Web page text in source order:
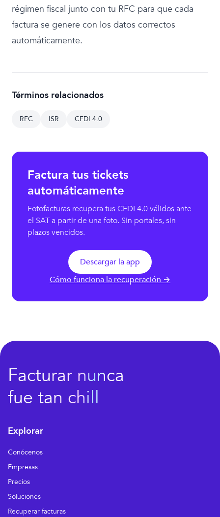
régimen fiscal junto con tu RFC para que cada
factura se genere con los datos correctos
automáticamente.
Términos relacionados
RFC ISR CFDI 4.0
Factura tus tickets
automáticamente
Fotofacturas recupera tus CFDI 4.0 válidos ante
el SAT a partir de una foto. Sin portales, sin
plazos vencidos.
Descargar la app
Cómo funciona la recuperación →
Facturar nunca
fue tan chill
Explorar
Conócenos
Empresas
Precios
Soluciones
Recuperar facturas